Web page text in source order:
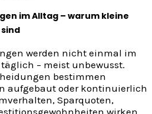
im Alltag – warum kleine
werden nicht einmal im
– meist unbewusst.
bestimmen
aufgebaut oder kontinuierlich
Sparquoten,